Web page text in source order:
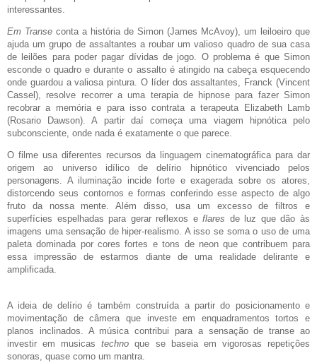
interessantes.
Em Transe conta a história de Simon (James McAvoy), um leiloeiro que
ajuda um grupo de assaltantes a roubar um valioso quadro de sua casa
de leilões para poder pagar dívidas de jogo. O problema é que Simon
esconde o quadro e durante o assalto é atingido na cabeça esquecendo
onde guardou a valiosa pintura. O líder dos assaltantes, Franck (Vincent
Cassel), resolve recorrer a uma terapia de hipnose para fazer Simon
recobrar a memória e para isso contrata a terapeuta Elizabeth Lamb
(Rosario Dawson). A partir daí começa uma viagem hipnótica pelo
subconsciente, onde nada é exatamente o que parece.
O filme usa diferentes recursos da linguagem cinematográfica para dar
origem ao universo idílico de delírio hipnótico vivenciado pelos
personagens. A iluminação incide forte e exagerada sobre os atores,
distorcendo seus contornos e formas conferindo esse aspecto de algo
fruto da nossa mente. Além disso, usa um excesso de filtros e
superfícies espelhadas para gerar reflexos eflares de luz que dão às
imagens uma sensação de hiper-realismo. A isso se soma o uso de uma
paleta dominada por cores fortes e tons de neon que contribuem para
essa impressão de estarmos diante de uma realidade delirante e
amplificada.
A ideia de delírio é também construída a partir do posicionamento e
movimentação de câmera que investe em enquadramentos tortos e
planos inclinados. A música contribui para a sensação de transe ao
investir em musicastechno que se baseia em vigorosas repetições
sonoras, quase como um mantra.